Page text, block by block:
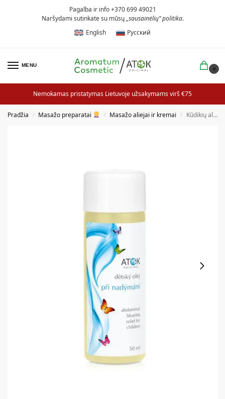
Pagalba ir info +370 699 49021
Naršydami sutinkate su mūsų„sausainėlių” politika.
English
Русский
MENU
0
Nemokamas pristatymas Lietuvoje užsakymams virš €75
Pradžia / Masažo preparatai / Masažo aliejai ir kremai / Kūdikių aliejus esant pilvuko pūtimui